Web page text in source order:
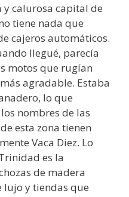
calurosa capital de
tiene nada que
cajeros automáticos.
llegué, parecía
motos que rugían
agradable. Estaba
lo que
nombres de las
esta zona tienen
Vaca Diez. Lo
es la
de madera
lujo y tiendas que